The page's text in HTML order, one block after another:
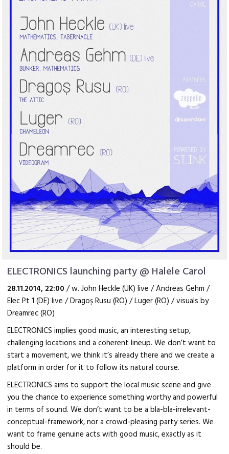
ELECTRONICS launching party @ Halele Carol
28.11.2014, 22:00 / w. John Heckle (UK) live / Andreas Gehm /
Elec Pt 1 (DE) live / Dragoș Rusu (RO) / Luger (RO) / visuals by
Dreamrec (RO)
ELECTRONICS implies good music, an interesting setup,
challenging locations and a coherent lineup. We don’t want to
start a movement, we think it’s already there and we create a
platform in order for it to follow its natural course.
ELECTRONICS aims to support the local music scene and give
you the chance to experience something worthy and powerful
in terms of sound. We don’t want to be a bla-bla-irrelevant-
conceptual-framework, nor a crowd-pleasing party series. We
want to frame genuine acts with good music, exactly as it
should be.